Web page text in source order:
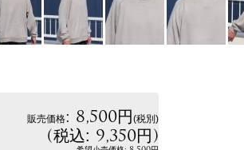
販売価格: 8,500円(税別)
(税込: 9,350円)